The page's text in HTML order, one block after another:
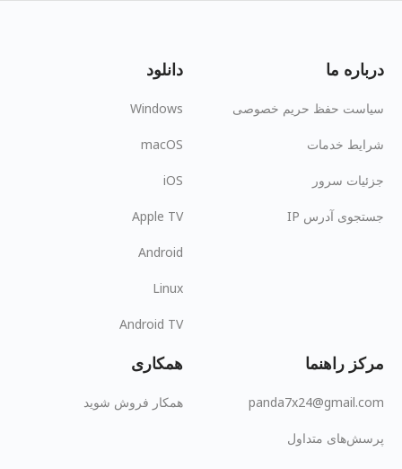
درباره ما
سیاست حفظ حریم خصوصی
شرایط خدمات
جزئیات سرور
جستجوی آدرس IP
دانلود
Windows
macOS
iOS
Apple TV
Android
Linux
Android TV
مرکز راهنما
panda7x24@gmail.com
پرسش‌های متداول
همکاری
همکار فروش شوید